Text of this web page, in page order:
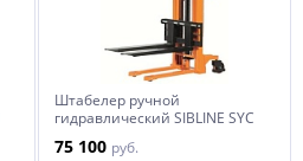
Штабелер ручной
гидравлический SIBLINE SYC
75 100 руб.